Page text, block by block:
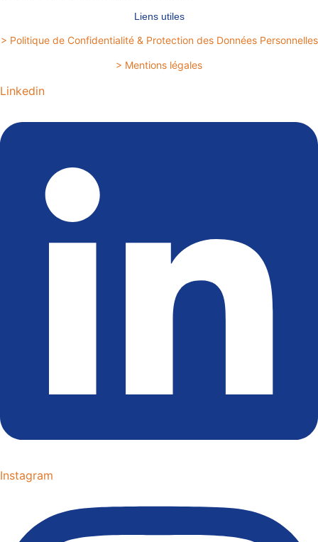
Liens utiles
> Politique de Confidentialité & Protection des Données Personnelles
> Mentions légales
Linkedin
Instagram